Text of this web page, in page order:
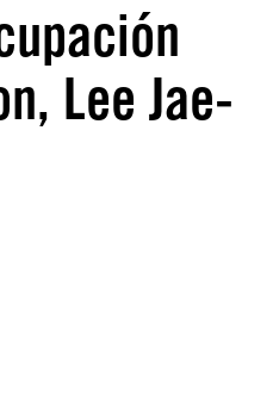
Lee Jae-